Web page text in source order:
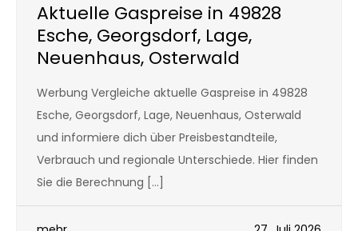
Aktuelle Gaspreise in 49828
Esche, Georgsdorf, Lage,
Neuenhaus, Osterwald
Werbung Vergleiche aktuelle Gaspreise in 49828
Esche, Georgsdorf, Lage, Neuenhaus, Osterwald
und informiere dich über Preisbestandteile,
Verbrauch und regionale Unterschiede. Hier finden
Sie die Berechnung […]